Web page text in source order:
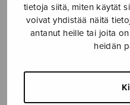
tietoja siitä, miten käytät
voivat yhdistää näitä
antanut heille tai joita
heidän
Our Secret